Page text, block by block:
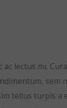
ac lectus mi.
sem
tellus turpis a